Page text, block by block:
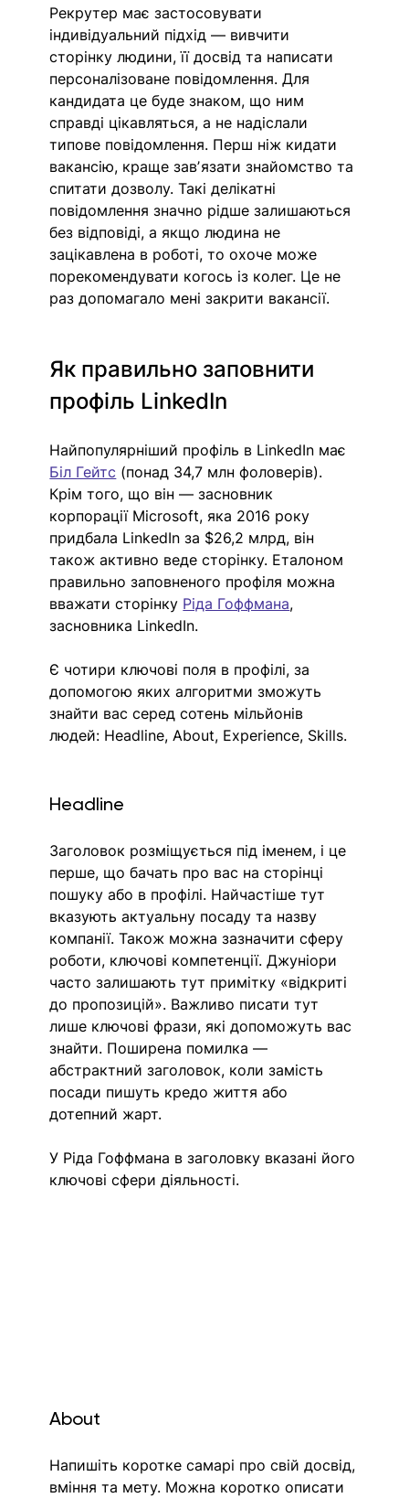
Рекрутер має застосовувати
індивідуальний підхід — вивчити
сторінку людини, її досвід та написати
персоналізоване повідомлення. Для
кандидата це буде знаком, що ним
справді цікавляться, а не надіслали
типове повідомлення. Перш ніж кидати
вакансію, краще завʼязати знайомство та
спитати дозволу. Такі делікатні
повідомлення значно рідше залишаються
без відповіді, а якщо людина не
зацікавлена в роботі, то охоче може
порекомендувати когось із колег. Це не
раз допомагало мені закрити вакансії.
Як правильно заповнити
профіль LinkedIn
Найпопулярніший профіль в LinkedIn має
Біл Гейтс (понад 34,7 млн фоловерів).
Крім того, що він — засновник
корпорації Microsoft, яка 2016 року
придбала LinkedIn за $26,2 млрд, він
також активно веде сторінку. Еталоном
правильно заповненого профіля можна
вважати сторінку Ріда Гоффмана,
засновника LinkedIn.
Є чотири ключові поля в профілі, за
допомогою яких алгоритми зможуть
знайти вас серед сотень мільйонів
людей: Headline, About, Experience, Skills.
Headline
Заголовок розміщується під іменем, і це
перше, що бачать про вас на сторінці
пошуку або в профілі. Найчастіше тут
вказують актуальну посаду та назву
компанії. Також можна зазначити сферу
роботи, ключові компетенції. Джуніори
часто залишають тут примітку «відкриті
до пропозицій». Важливо писати тут
лише ключові фрази, які допоможуть вас
знайти. Поширена помилка —
абстрактний заголовок, коли замість
посади пишуть кредо життя або
дотепний жарт.
У Ріда Гоффмана в заголовку вказані його
ключові сфери діяльності.
About
Напишіть коротке самарі про свій досвід,
вміння та мету. Можна коротко описати